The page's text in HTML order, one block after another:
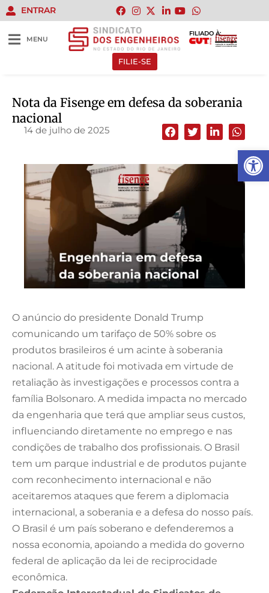
Abrir
ENTRAR
MENU
FILIADO À:
FILIE-SE
Nota da Fisenge em defesa da soberania
nacional
14 de julho de 2025
O anúncio do presidente Donald Trump
comunicando um tarifaço de 50% sobre os
produtos brasileiros é um acinte à soberania
nacional. A atitude foi motivada em virtude de
retaliação às investigações e processos contra a
família Bolsonaro. A medida impacta no mercado
da engenharia que terá que ampliar seus custos,
influenciando diretamente no emprego e nas
condições de trabalho dos profissionais. O Brasil
tem um parque industrial e de produtos pujante
com reconhecimento internacional e não
aceitaremos ataques que ferem a diplomacia
internacional, a soberania e a defesa do nosso país.
O Brasil é um país soberano e defenderemos a
nossa economia, apoiando a medida do governo
federal de aplicação da lei de reciprocidade
econômica.